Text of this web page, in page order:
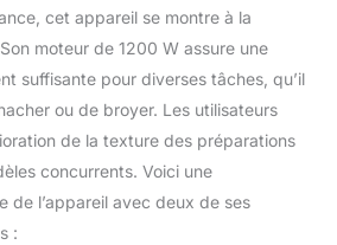
cet appareil se montre à la
moteur de 1200 W assure une
suffisante pour diverses tâches, qu’il
ou de broyer. Les utilisateurs
de la texture des préparations
concurrents. Voici une
de l’appareil avec deux de ses
: